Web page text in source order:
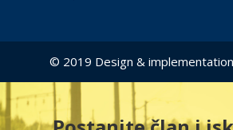
© 2019 Design &